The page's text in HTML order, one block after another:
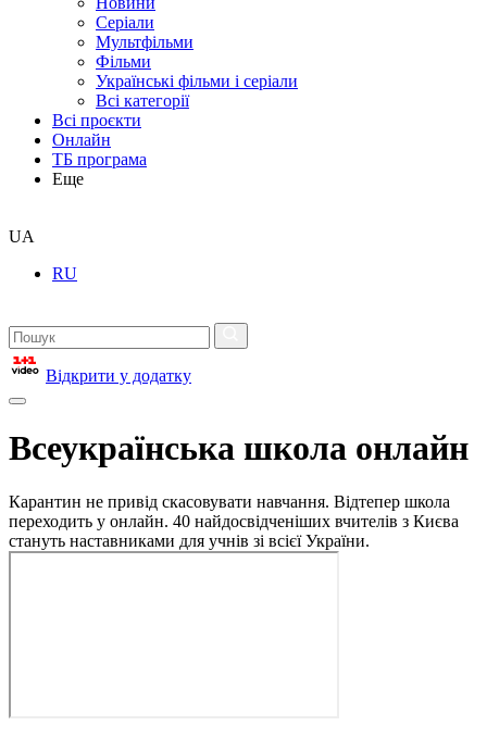
Серіали
Мультфільми
Фільми
Українські фільми і серіали
Всі категорії
Всі проєкти
Онлайн
ТБ програма
Еще
UA
RU
Відкрити у додатку
Всеукраїнська школа онлайн
Карантин не привід скасовувати навчання. Відтепер школа
переходить у онлайн. 40 найдосвідченіших вчителів з Києва
стануть наставниками для учнів зі всієї України.